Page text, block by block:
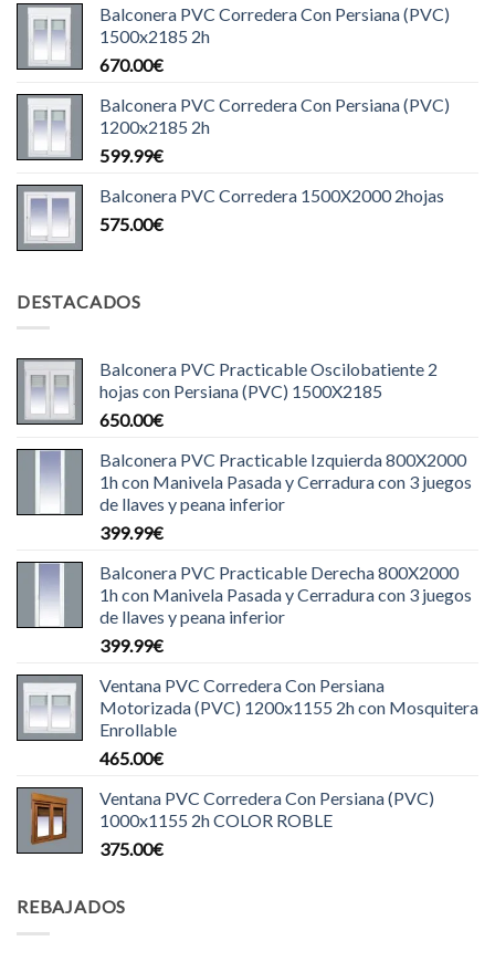
Balconera PVC Corredera Con Persiana (PVC)
1500x2185 2h
670.00€
Balconera PVC Corredera Con Persiana (PVC)
1200x2185 2h
599.99€
Balconera PVC Corredera 1500X2000 2hojas
575.00€
DESTACADOS
Balconera PVC Practicable Oscilobatiente 2
hojas con Persiana (PVC) 1500X2185
650.00€
Balconera PVC Practicable Izquierda 800X2000
1h con Manivela Pasada y Cerradura con 3 juegos
de llaves y peana inferior
399.99€
Balconera PVC Practicable Derecha 800X2000
1h con Manivela Pasada y Cerradura con 3 juegos
de llaves y peana inferior
399.99€
Ventana PVC Corredera Con Persiana
Motorizada (PVC) 1200x1155 2h con Mosquitera
Enrollable
465.00€
Ventana PVC Corredera Con Persiana (PVC)
1000x1155 2h COLOR ROBLE
375.00€
REBAJADOS